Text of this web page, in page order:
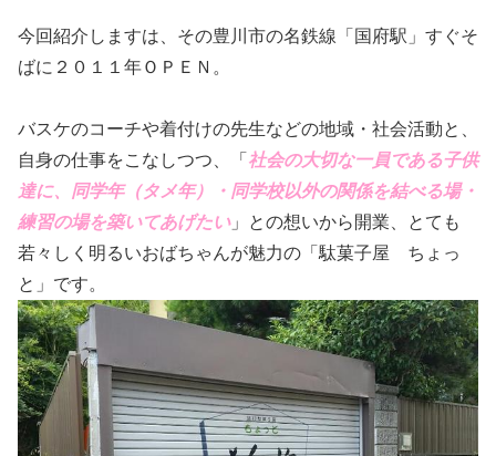
今回紹介しますは、その豊川市の名鉄線「国府駅」すぐそ
ばに２０１１年ＯＰＥＮ。
バスケのコーチや着付けの先生などの地域・社会活動と、
自身の仕事をこなしつつ、「 社会の大切な一員である子供
達に、同学年（タメ年）・同学校以外の関係を結べる場・
練習の場を築いてあげたい」との想いから開業、とても
若々しく明るいおばちゃんが魅力の「駄菓子屋 ちょっ
と」です。